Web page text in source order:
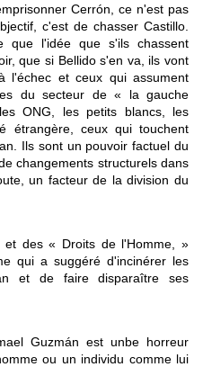
Cerrón, ce n'est pas
c'est de chasser Castillo.
que l'idée que s'ils chassent
que si Bellido s'en va, ils vont
l'échec et ceux qui assument
du secteur de « la gauche
ONG, les petits blancs, les
étrangère, ceux qui touchent
Ils sont un pouvoir factuel du
changements structurels dans
un facteur de la division du
et des « Droits de l'Homme, »
qui a suggéré d'incinérer les
et de faire disparaître ses
Guzmán est unbe horreur
ou un individu comme lui